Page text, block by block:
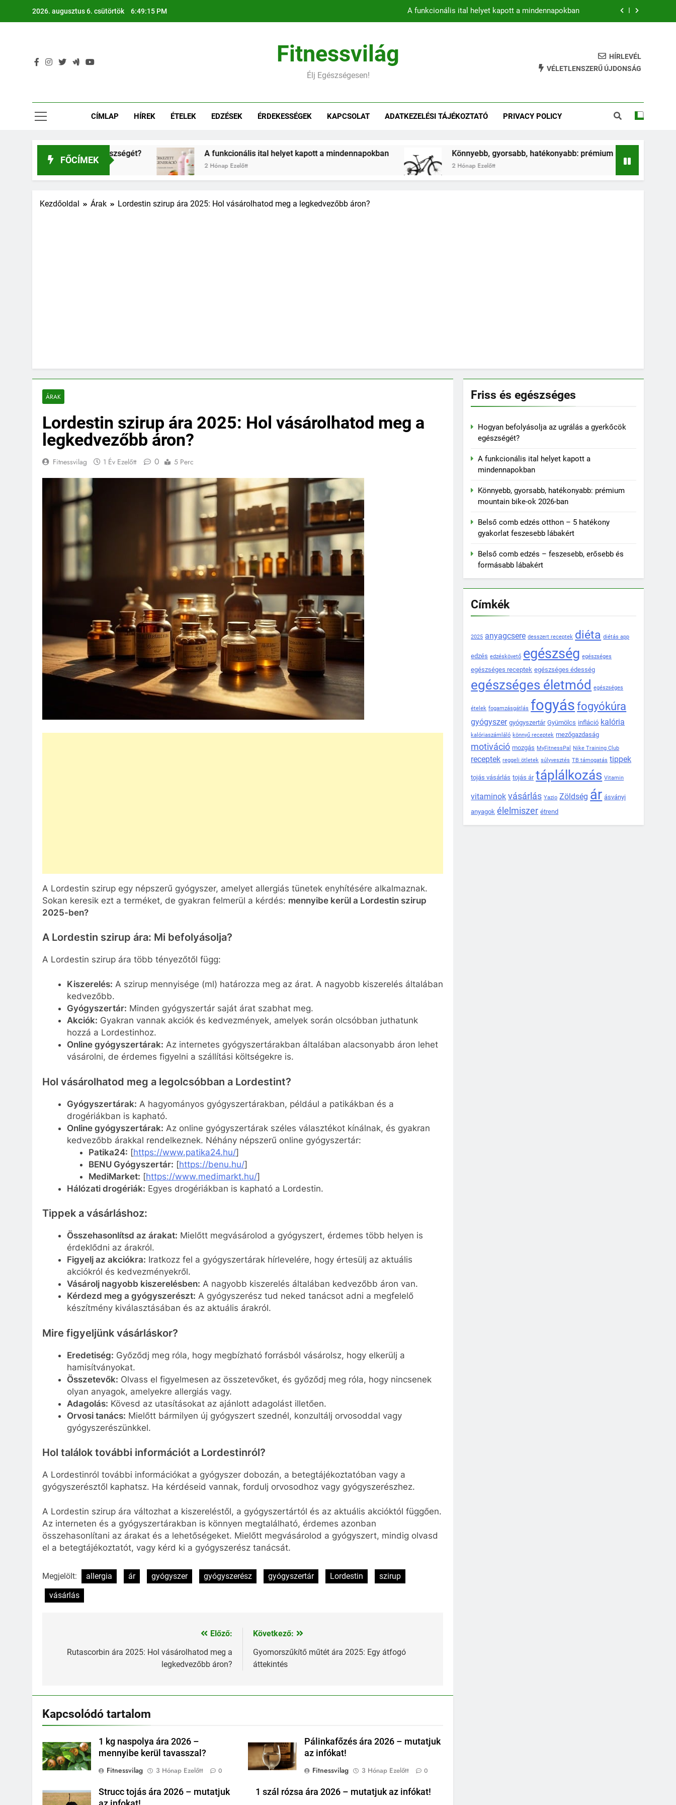
2026. augusztus 6. csütörtök 6:49:16 PM A funkcionális ital helyet kapott a mindennapokban
Belső comb edzés otthon – 5 hatékony gyakorlat feszesebb lábakért
Könnyebb, gyorsabb, hatékonyabb: prémium mountain bike-ok 2026-ban
Fitnessvilág
Élj Egészségesen!
HÍRLEVÉL
VÉLETLENSZERŰ ÚJDONSÁG
CÍMLAP HÍREK ÉTELEK EDZÉSEK ÉRDEKESSÉGEK KAPCSOLAT ADATKEZELÉSI TÁJÉKOZTATÓ PRIVACY POLICY
FŐCÍMEK
gyerkőcök egészségét? A funkcionális ital helyet kapott a mindennapokban
2 Hónap Ezelőtt
Könnyebb, gyorsabb, hatékonyabb: prémium mountain bike-ok 2026-ban
2 Hónap Ezelőtt
Kezdőoldal Árak Lordestin szirup ára 2025: Hol vásárolhatod meg a legkedvezőbb áron?
ÁRAK
Lordestin szirup ára 2025: Hol vásárolhatod meg a
legkedvezőbb áron?
Fitnessvilag 1 Év Ezelőtt 0 5 Perc
A Lordestin szirup egy népszerű gyógyszer, amelyet allergiás tünetek enyhítésére alkalmaznak.
Sokan keresik ezt a terméket, de gyakran felmerül a kérdés: mennyibe kerül a Lordestin szirup
2025-ben?
A Lordestin szirup ára: Mi befolyásolja?
A Lordestin szirup ára több tényezőtől függ:
Kiszerelés: A szirup mennyisége (ml) határozza meg az árat. A nagyobb kiszerelés általában
kedvezőbb.
Gyógyszertár: Minden gyógyszertár saját árat szabhat meg.
Akciók: Gyakran vannak akciók és kedvezmények, amelyek során olcsóbban juthatunk
hozzá a Lordestinhoz.
Online gyógyszertárak: Az internetes gyógyszertárakban általában alacsonyabb áron lehet
vásárolni, de érdemes figyelni a szállítási költségekre is.
Hol vásárolhatod meg a legolcsóbban a Lordestint?
Gyógyszertárak: A hagyományos gyógyszertárakban, például a patikákban és a
drogériákban is kapható.
Online gyógyszertárak: Az online gyógyszertárak széles választékot kínálnak, és gyakran
kedvezőbb árakkal rendelkeznek. Néhány népszerű online gyógyszertár:
Patika24: [https://www.patika24.hu/]
BENU Gyógyszertár: [https://benu.hu/]
MediMarket: [https://www.medimarkt.hu/]
Hálózati drogériák: Egyes drogériákban is kapható a Lordestin.
Tippek a vásárláshoz:
Összehasonlítsd az árakat: Mielőtt megvásárolod a gyógyszert, érdemes több helyen is
érdeklődni az árakról.
Figyelj az akciókra: Iratkozz fel a gyógyszertárak hírlevelére, hogy értesülj az aktuális
akciókról és kedvezményekről.
Vásárolj nagyobb kiszerelésben: A nagyobb kiszerelés általában kedvezőbb áron van.
Kérdezd meg a gyógyszerészt: A gyógyszerész tud neked tanácsot adni a megfelelő
készítmény kiválasztásában és az aktuális árakról.
Mire figyeljünk vásárláskor?
Eredetiség: Győződj meg róla, hogy megbízható forrásból vásárolsz, hogy elkerülj a
hamisítványokat.
Összetevők: Olvass el figyelmesen az összetevőket, és győződj meg róla, hogy nincsenek
olyan anyagok, amelyekre allergiás vagy.
Adagolás: Kövesd az utasításokat az ajánlott adagolást illetően.
Orvosi tanács: Mielőtt bármilyen új gyógyszert szednél, konzultálj orvosoddal vagy
gyógyszerészünkkel.
Hol találok további információt a Lordestinról?
A Lordestinról további információkat a gyógyszer dobozán, a betegtájékoztatóban vagy a
gyógyszerésztől kaphatsz. Ha kérdéseid vannak, fordulj orvosodhoz vagy gyógyszerészhez.
A Lordestin szirup ára változhat a kiszereléstől, a gyógyszertártól és az aktuális akcióktól függően.
Az interneten és a gyógyszertárakban is könnyen megtalálható, érdemes azonban
összehasonlítani az árakat és a lehetőségeket. Mielőtt megvásárolod a gyógyszert, mindig olvasd
el a betegtájékoztatót, vagy kérd ki a gyógyszerész tanácsát.
Megjelölt: allergia ár gyógyszer gyógyszerész gyógyszertár Lordestin
szirup
vásárlás
navigáció
Előző:
Rutascorbin ára 2025: Hol vásárolhatod meg a
legkedvezőbb áron?
Következő:
Gyomorszűkítő műtét ára 2025: Egy átfogó
áttekintés
Kapcsolódó tartalom
1 kg naspolya ára 2026 –
mennyibe kerül tavasszal?
Fitnessvilag
3 Hónap Ezelőtt 0
Pálinkafőzés ára 2026 – mutatjuk
az infókat!
Fitnessvilag
3 Hónap Ezelőtt 0
Strucc tojás ára 2026 – mutatjuk
1 szál rózsa ára 2026 – mutatjuk az infókat!
Friss és egészséges
Hogyan befolyásolja az ugrálás a gyerkőcök
egészségét?
A funkcionális ital helyet kapott a
mindennapokban
Könnyebb, gyorsabb, hatékonyabb: prémium
mountain bike-ok 2026-ban
Belső comb edzés otthon – 5 hatékony
gyakorlat feszesebb lábakért
Belső comb edzés – feszesebb, erősebb és
formásabb lábakért
Címkék
2025 anyagcsere desszert receptek diéta diétás app
edzés edzéskövető egészség egészséges
egészséges receptek egészséges édesség
egészséges életmód egészséges
ételek fogamzásgátlás fogyás fogyókúra
gyógyszer gyógyszertár Gyümölcs infláció kalória
kalóriaszámláló könnyű receptek mezőgazdaság
motiváció mozgás MyFitnessPal Nike Training Club
receptek reggeli ötletek súlyvesztés TB támogatás tippek
tojás vásárlás tojás ár táplálkozás Vitamin
vitaminok vásárlás Yazio Zöldség ár ásványi
anyagok élelmiszer étrend